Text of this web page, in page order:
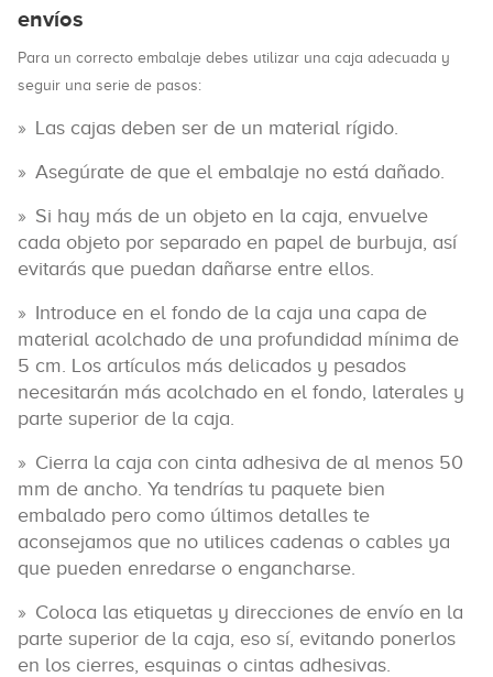
envíos
Para un correcto embalaje debes utilizar una caja adecuada y
seguir una serie de pasos:
Las cajas deben ser de un material rígido.
Asegúrate de que el embalaje no está dañado.
Si hay más de un objeto en la caja, envuelve
cada objeto por separado en papel de burbuja, así
evitarás que puedan dañarse entre ellos.
Introduce en el fondo de la caja una capa de
material acolchado de una profundidad mínima de
5 cm. Los artículos más delicados y pesados
necesitarán más acolchado en el fondo, laterales y
parte superior de la caja.
Cierra la caja con cinta adhesiva de al menos 50
mm de ancho. Ya tendrías tu paquete bien
embalado pero como últimos detalles te
aconsejamos que no utilices cadenas o cables ya
que pueden enredarse o engancharse.
Coloca las etiquetas y direcciones de envío en la
parte superior de la caja, eso sí, evitando ponerlos
en los cierres, esquinas o cintas adhesivas.